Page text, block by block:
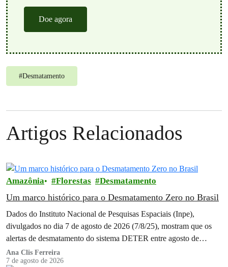
Doe agora
#Desmatamento
Artigos Relacionados
Amazônia Florestas Desmatamento
Um marco histórico para o Desmatamento Zero no Brasil
Dados do Instituto Nacional de Pesquisas Espaciais (Inpe),
divulgados no dia 7 de agosto de 2026 (7/8/25), mostram que os
alertas de desmatamento do sistema DETER entre agosto de
2025…
Ana Clis Ferreira
7 de agosto de 2026